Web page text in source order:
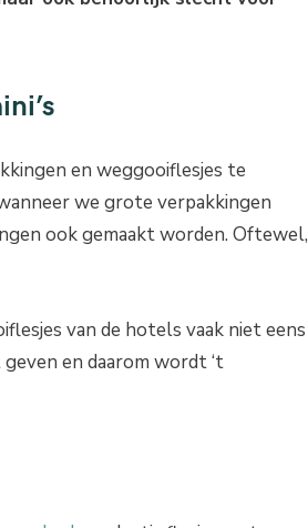
en weggooiflesjes te
we grote verpakkingen
ook gemaakt worden. Oftewel,
van de hotels vaak niet eens
en daarom wordt ‘t